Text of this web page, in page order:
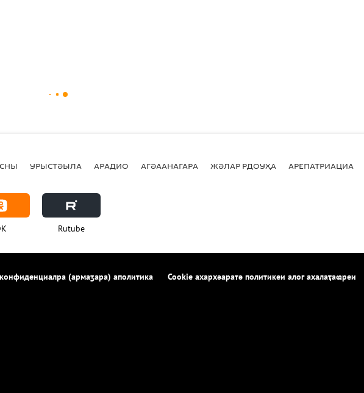
УРЫСТӘЫЛА АРАДИО АГӘААНАГАРА ЖӘЛАР РДОУҲА АРЕПАТРИАЦИА
Rutube
(армаӡара) аполитика Cookie ахархәаратә политикеи алог ахалаҭаҩреи